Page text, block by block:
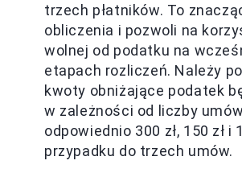
trzech płatników. To
obliczenia i pozwoli na
wolnej od podatku na
etapach rozliczeń. Należy
kwoty obniżające podatek
w zależności od liczby
odpowiednio 300 zł, 150 zł i
przypadku do trzech umów.